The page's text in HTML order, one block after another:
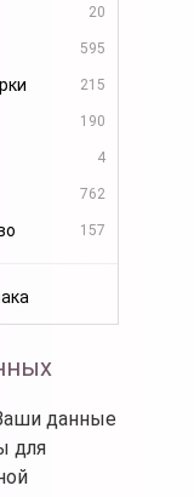
20
595
215
190
4
762
157
данные
для